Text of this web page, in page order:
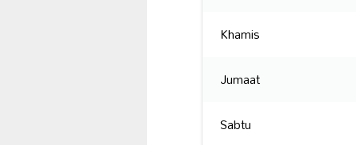
Khamis
Jumaat
Sabtu